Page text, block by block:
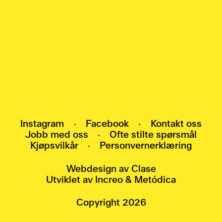
Instagram · Facebook ·
Kontakt oss
Jobb med oss
·
Ofte stilte spørsmål
Kjøpsvilkår
·
Personvernerklæring
Webdesign av Clase
Utviklet av Increo & Metódica
Copyright 2026